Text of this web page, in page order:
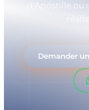
d'Apostille
Demander